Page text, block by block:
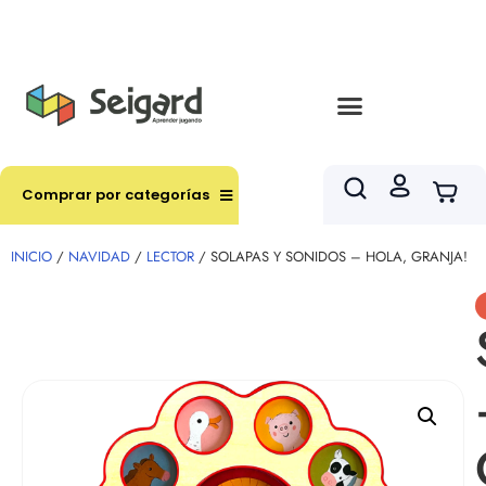
Comprar por categorías
INICIO / NAVIDAD / LECTOR / SOLAPAS Y SONIDOS – HOLA, GRANJA!